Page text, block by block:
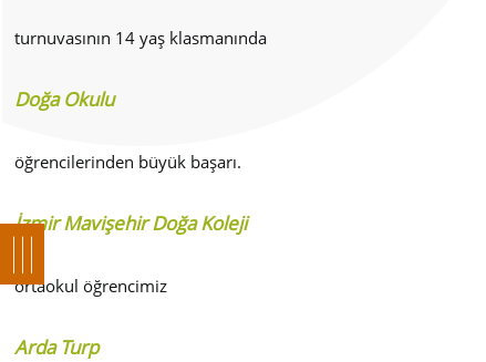
turnuvasının 14 yaş klasmanında
Doğa Okulu
öğrencilerinden büyük başarı.
İzmir Mavişehir Doğa Koleji
ortaokul öğrencimiz
Arda Turp